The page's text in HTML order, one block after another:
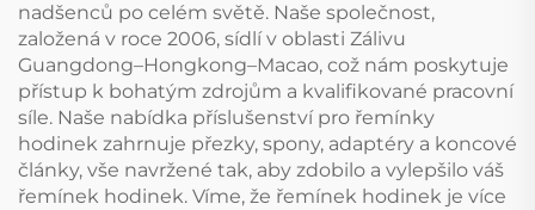
nadšenců po celém světě. Naše společnost,
založená v roce 2006, sídlí v oblasti Zálivu
Guangdong–Hongkong–Macao, což nám poskytuje
přístup k bohatým zdrojům a kvalifikované pracovní
síle. Naše nabídka příslušenství pro řemínky
hodinek zahrnuje přezky, spony, adaptéry a koncové
články, vše navržené tak, aby zdobilo a vylepšilo váš
řemínek hodinek. Víme, že řemínek hodinek je více